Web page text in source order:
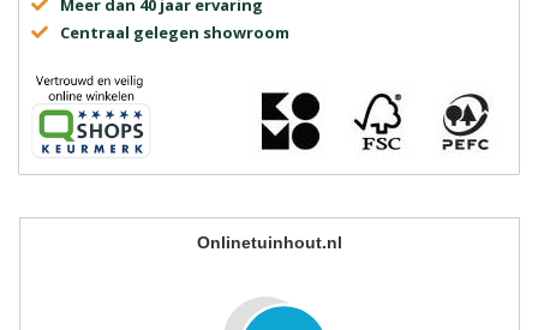
Meer dan 40 jaar ervaring
Centraal gelegen showroom
Onlinetuinhout.nl